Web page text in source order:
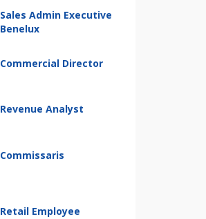
Sales Admin Executive
Benelux
Commercial Director
Revenue Analyst
Commissaris
Retail Employee